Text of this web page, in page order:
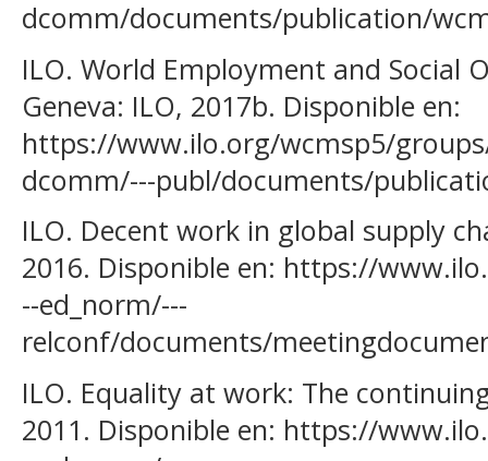
dcomm/documents/publication/
ILO. World Employment and Social
Geneva: ILO, 2017b. Disponible en:
https://www.ilo.org/wcmsp5/
dcomm/---publ/documents/
ILO. Decent work in global supply
2016. Disponible en: https://
--ed_norm/---
relconf/documents/
ILO. Equality at work: The
2011. Disponible en: https://